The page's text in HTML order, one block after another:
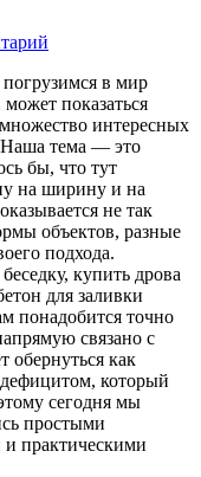
в мир
показаться
интересных
тема — это
бы, что тут
на ширину и на
не так
объектов, разные
подхода.
купить дрова
для заливки
понадобится точно
связано с
обернуться как
который
сегодня мы
простыми
практическими